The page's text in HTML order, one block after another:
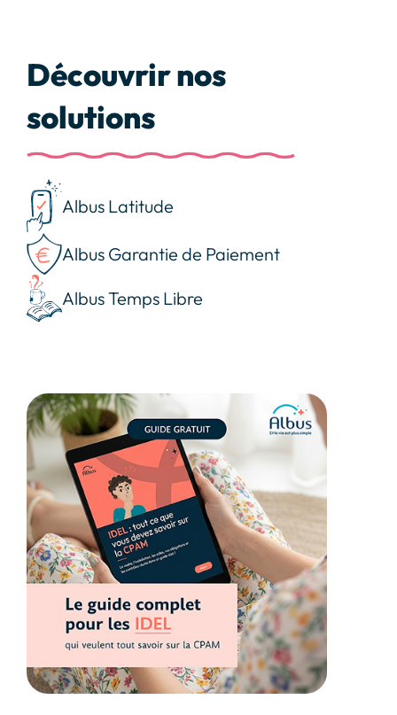
Découvrir nos
solutions
Albus Latitude
Albus Garantie de Paiement
Albus Temps Libre